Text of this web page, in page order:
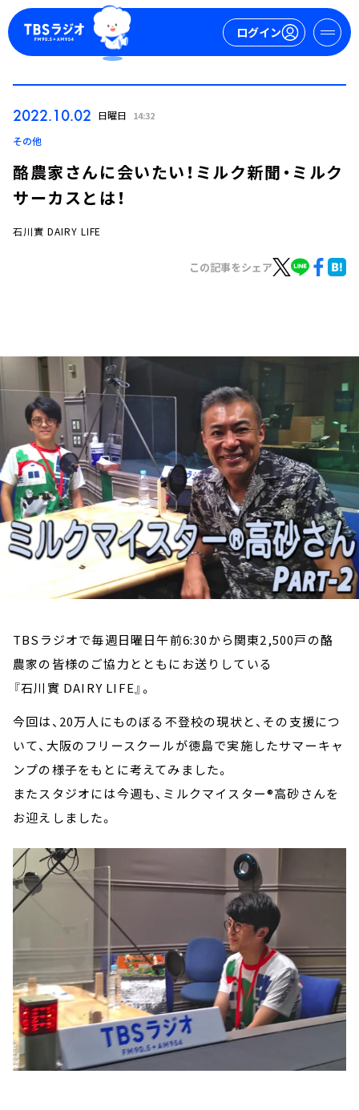
ログイン
お知らせ
イベント・グッズ
YouTube
会社情報
2022.10.02 日曜日 14:32
その他
酪農家さんに会いたい！ミルク新聞・ミルク
サーカスとは！
石川實 DAIRY LIFE
この記事をシェア
TBSラジオで毎週日曜日午前6:30から関東2,500戸の酪
農家の皆様のご協力とともにお送りしている
『石川實 DAIRY LIFE』。
今回は、20万人にものぼる不登校の現状と、その支援につ
いて、大阪のフリースクールが徳島で実施したサマーキャ
ンプの様子をもとに考えてみました。
またスタジオには今週も、ミルクマイスター®高砂さんを
お迎えしました。